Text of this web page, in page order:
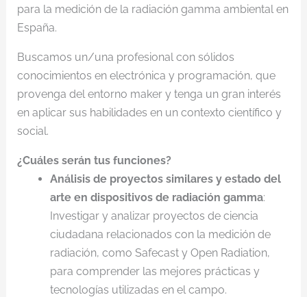
para la medición de la radiación gamma ambiental en
España.
Buscamos un/una profesional con sólidos
conocimientos en electrónica y programación, que
provenga del entorno maker y tenga un gran interés
en aplicar sus habilidades en un contexto científico y
social.
¿Cuáles serán tus funciones?
Análisis de proyectos similares y estado del
arte en dispositivos de radiación gamma:
Investigar y analizar proyectos de ciencia
ciudadana relacionados con la medición de
radiación, como Safecast y Open Radiation,
para comprender las mejores prácticas y
tecnologías utilizadas en el campo.